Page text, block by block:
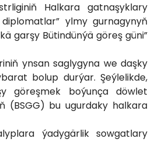
Halkara gatnaşyklary
ylmy gurnagynyň
garşy Bütindünýä göreş güni”
ynsan saglygyna we daşky
bolup durýar. Şeýlelikde,
göreşmek boýunça döwlet
(BSGG) bu ugurdaky halkara
ýadygärlik sowgatlary